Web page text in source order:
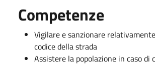
Competenze
Vigilare e sanzionare
codice della strada
Assistere la popolazione in caso di